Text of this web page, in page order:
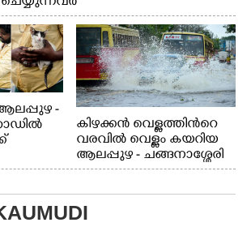
ആലപ്പുഴ -
കാൽനട
കിഴക്കൻ വെള്ളത്തിൻറെ
വരവിൽ വെള്ളം കയറിയ
ആലപ്പുഴ - ചങ്ങനാശ്ശേരി
റോഡിലൂടെ പോകുന്ന